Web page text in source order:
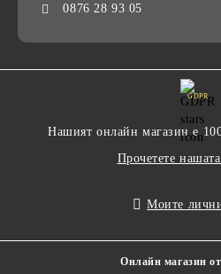
0876 28 93 05
GDPR
Нашият онлайн магазин е
Прочетете
Моите
Онлайн магазин